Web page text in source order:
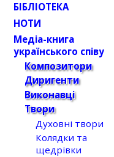
БІБЛІОТЕКА
НОТИ
Медіа-книга
українського співу
Композитори
Диригенти
Виконавці
Твори
Духовні твори
Колядки та
щедрівки